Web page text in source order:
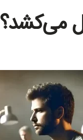
می‌کشد؟